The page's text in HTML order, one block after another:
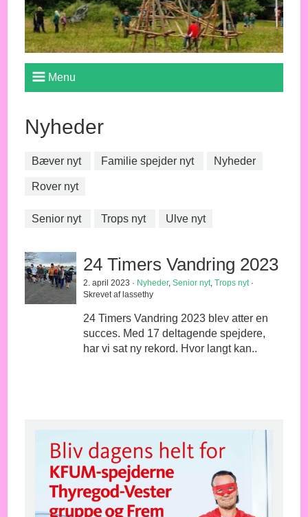
Menu
Nyheder
Bæver nyt Familie spejder nyt Nyheder
Rover nyt
Senior nyt Trops nyt Ulve nyt
24 Timers Vandring 2023
2. april 2023 · Nyheder,Senior nyt,Trops nyt·
Skrevet af lassethy
24 Timers Vandring 2023 blev atter en
succes. Med 17 deltagende spejdere,
har vi sat ny rekord. Hvor langt kan..